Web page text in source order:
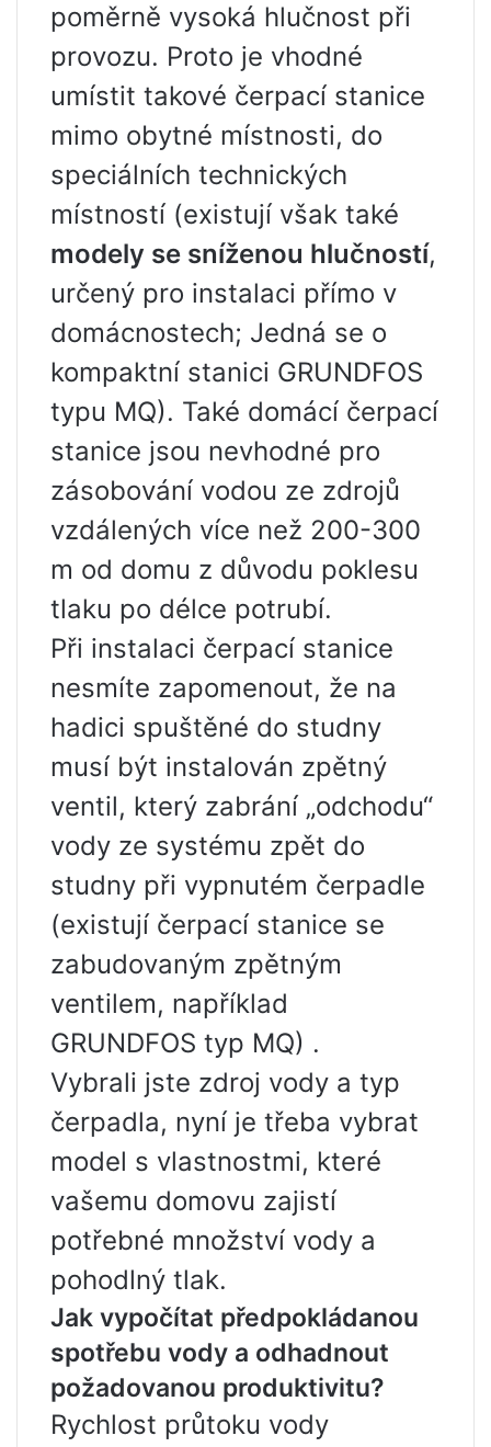
poměrně vysoká hlučnost při
provozu. Proto je vhodné
umístit takové čerpací stanice
mimo obytné místnosti, do
speciálních technických
místností (existují však také
modely se sníženou hlučností,
určený pro instalaci přímo v
domácnostech; Jedná se o
kompaktní stanici GRUNDFOS
typu MQ). Také domácí čerpací
stanice jsou nevhodné pro
zásobování vodou ze zdrojů
vzdálených více než 200-300
m od domu z důvodu poklesu
tlaku po délce potrubí.
Při instalaci čerpací stanice
nesmíte zapomenout, že na
hadici spuštěné do studny
musí být instalován zpětný
ventil, který zabrání „odchodu“
vody ze systému zpět do
studny při vypnutém čerpadle
(existují čerpací stanice se
zabudovaným zpětným
ventilem, například
GRUNDFOS typ MQ) .
Vybrali jste zdroj vody a typ
čerpadla, nyní je třeba vybrat
model s vlastnostmi, které
vašemu domovu zajistí
potřebné množství vody a
pohodlný tlak.
Jak vypočítat předpokládanou
spotřebu vody a odhadnout
požadovanou produktivitu?
Rychlost průtoku vody